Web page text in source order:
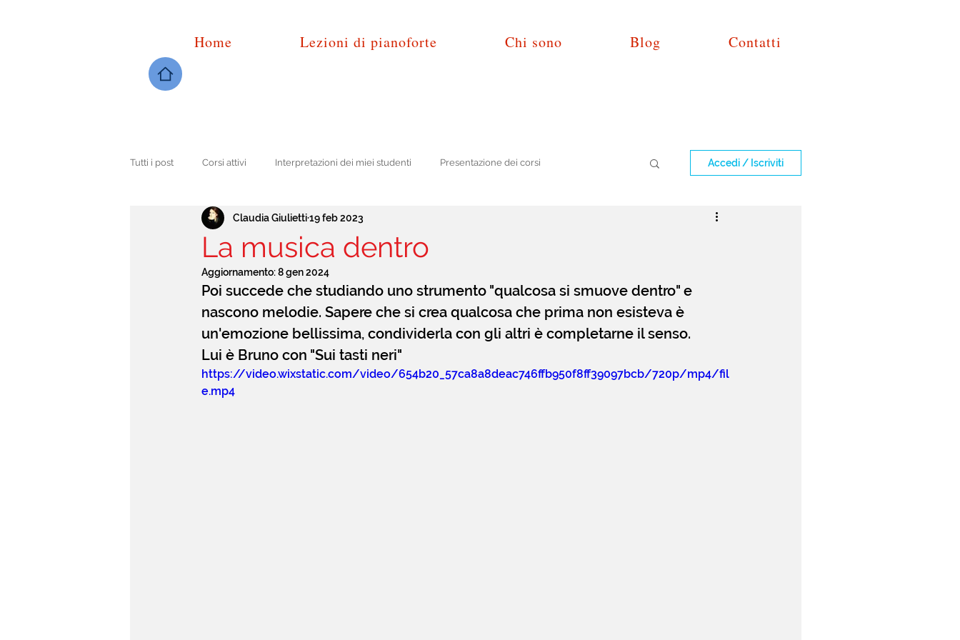
Tutti i post Corsi attivi Interpretazioni dei miei studenti Presentazione dei corsi
Guida all'ascolto
Accedi / Iscriviti
La musica dentro
Claudia Giulietti19 feb 2023
Aggiornamento:8 gen 2024
Poi succede che studiando uno strumento "qualcosa si smuove dentro" e
nascono melodie. Sapere che si crea qualcosa che prima non esisteva è
un'emozione bellissima, condividerla con gli altri è completarne il senso.
Lui è Bruno con "Sui tasti neri"
https://video.wixstatic.com/video/654b20_57ca8a8deac746ffb950f8ff39097bcb/720p/mp4/fil
e.mp4
Home Lezioni di pianoforte Chi sono Blog Contatti